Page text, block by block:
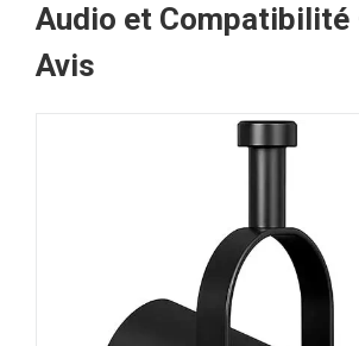
Audio et Compatibilité
Avis